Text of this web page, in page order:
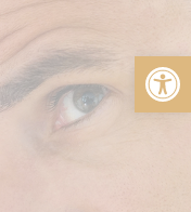
פתח סרגל נגישות